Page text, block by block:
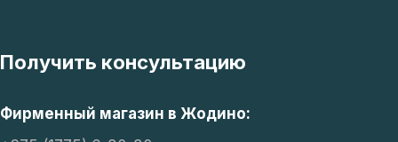
Получить консультацию
Фирменный магазин в Жодино: